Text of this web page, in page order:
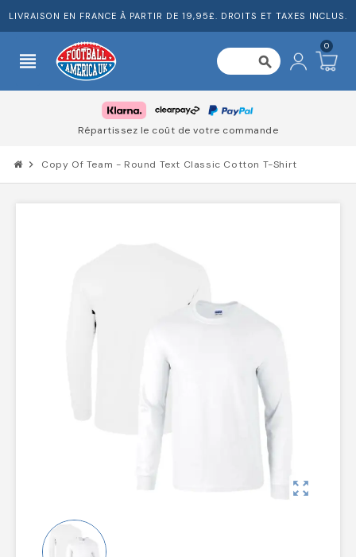
LIVRAISON EN FRANCE À PARTIR DE 19,95£. DROITS ET TAXES INCLUS.
view_headline search
0
Répartissez le coût de votre commande
chevron_right Copy Of Team - Round Text Classic Cotton T-Shirt
zoom_out_map